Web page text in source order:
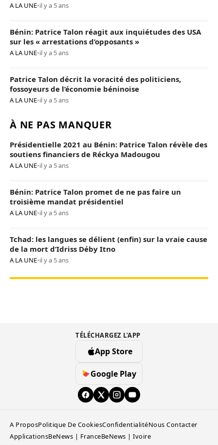
A LA UNE•il y a 5 ans
Bénin: Patrice Talon réagit aux inquiétudes des USA
sur les « arrestations d’opposants »
A LA UNE•il y a 5 ans
Patrice Talon décrit la voracité des politiciens,
fossoyeurs de l’économie béninoise
A LA UNE•il y a 5 ans
À NE PAS MANQUER
Présidentielle 2021 au Bénin: Patrice Talon révèle des
soutiens financiers de Réckya Madougou
A LA UNE•il y a 5 ans
Bénin: Patrice Talon promet de ne pas faire un
troisième mandat présidentiel
A LA UNE•il y a 5 ans
Tchad: les langues se délient (enfin) sur la vraie cause
de la mort d’Idriss Déby Itno
A LA UNE•il y a 5 ans
TÉLÉCHARGEZ L’APP
App Store
Google Play
A ProposPolitique De CookiesConfidentialitéNous Contacter
ApplicationsBeNews | FranceBeNews | Ivoire